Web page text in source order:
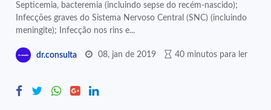
Septicemia, bacteremia (incluindo sepse do recém-nascido);
Infecções graves do Sistema Nervoso Central (SNC) (incluindo
meningite); Infecção nos rins e...
dr.consulta 08, jan de 2019 40 minutos para ler